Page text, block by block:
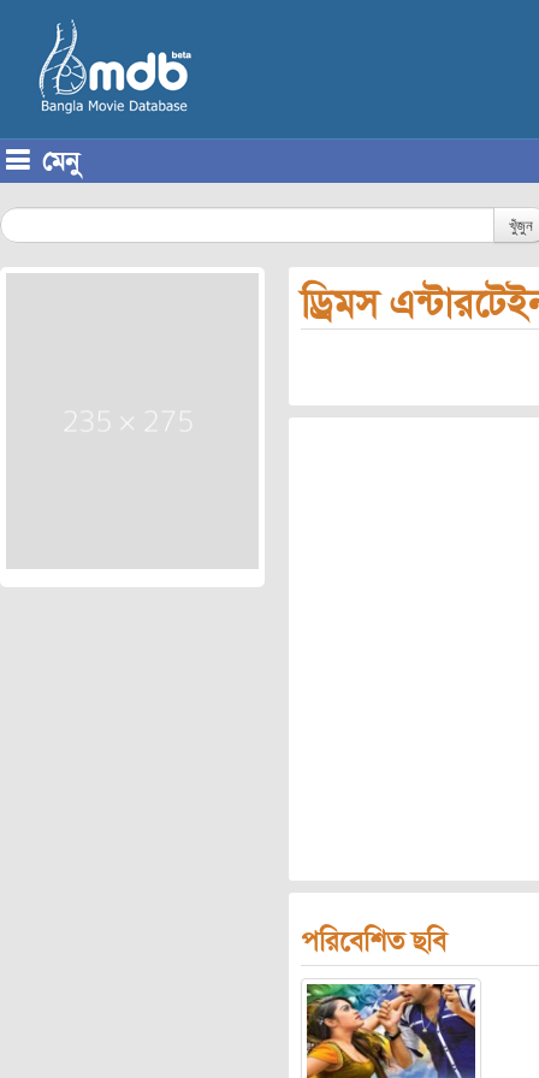
মেনু
খুঁজুন
ড্রিমস
পরিবেশিত ছবি